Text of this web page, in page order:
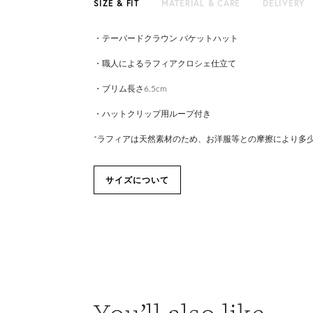
SIZE & FIT MATERIAL & CARE DELIVERY
・テーパードクラウン バケットハット
・職人によるラフィアクロシェ仕立て
・ブリム長さ6.5cm
・ハットクリップ用ループ付き
*ラフィアは天然素材のため、お洋服等との摩擦により多
サイズについて